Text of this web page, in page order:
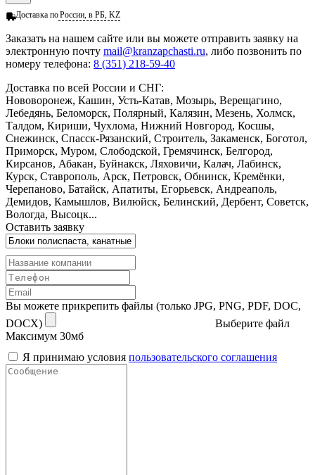
Доставка поРоссии, в РБ, KZ
Заказать на нашем сайте или вы можете отправить заявку на
электронную почту mail@kranzapchasti.ru, либо позвонить по
номеру телефона: 8 (351) 218-59-40
Доставка по всей России и СНГ:
Нововоронеж, Кашин, Усть-Катав, Мозырь, Верещагино,
Лебедянь, Беломорск, Полярный, Калязин, Мезень, Холмск,
Талдом, Кириши, Чухлома, Нижний Новгород, Косшы,
Снежинск, Спасск-Рязанский, Строитель, Закаменск, Боготол,
Приморск, Муром, Слободской, Гремячинск, Белгород,
Кирсанов, Абакан, Буйнакск, Ляховичи, Калач, Лабинск,
Курск, Ставрополь, Арск, Петровск, Обнинск, Кремёнки,
Черепаново, Батайск, Апатиты, Егорьевск, Андреаполь,
Демидов, Камышлов, Вилюйск, Белинский, Дербент, Советск,
Вологда, Высоцк...
Оставить заявку
Вы можете прикрепить файлы (только JPG, PNG, PDF, DOC,
DOCX)
Выберите файл
Максимум 30мб
Я принимаю условия пользовательского соглашения